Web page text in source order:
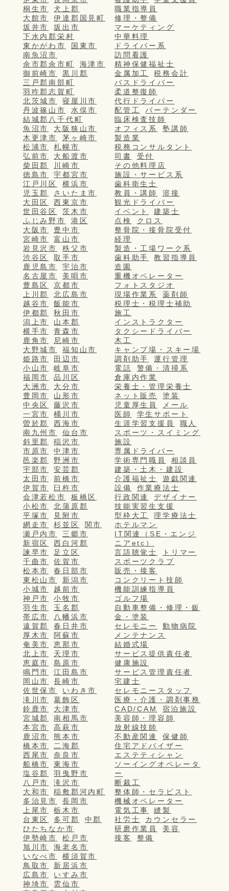
桐生市
犬上郡
大館市
伊達郡国見町
坂井市
坂出市
下水内郡栄村
東かがわ市
国東市
南魚沼市
余市郡余市町
海津市
御前崎市
黒川郡
三戸郡南部町
羽咋郡志賀町
北茨城市
寝屋川市
丹波篠山市
水俣市
結城郡八千代町
魚沼市
大阪狭山市
木更津市
茅ヶ崎市
松浦市
札幌市
弘前市
大船渡市
柴田郡
川崎市
徳島市
宇都宮市
江戸川区
横浜市
児玉郡
さいたま市
大田区
西東京市
世田谷区
茨木市
ふじみ野市
港区
大阪市
豊中市
宮崎市
富山市
岩見沢市
秩父市
渋谷区
取手市
鹿児島市
宇治市
名古屋市
美唄市
豊島区
京都市
上川郡
北広島市
越谷市
飯能市
伊都郡
秋田市
潟上市
山本郡
横手市
青森市
鹿角市
尼崎市
大野城市
福知山市
姫路市
田辺市
小山市
岐阜市
福岡市
品川区
大洲市
大分市
豊岡市
山形市
中央区
藤沢市
一宮市
桶川市
曽於郡
西海市
南九州市
仙台市
斜里郡
稲沢市
市原市
中津市
邑楽郡
野洲市
宇部市
安芸郡
太田市
前橋市
伊賀市
臼杵市
会津若松市
板橋区
小松市
北蒲原郡
平塚市
見附市
網走市
杉並区
関市
瀬戸内市
三郷市
新宿区
西白河郡
諫早市
足立区
千曲市
佐賀市
松本市
春日部市
東松山市
新潟市
小城市
越前市
神戸市
小牧市
羽生市
玉名郡
帯広市
八幡浜市
遠賀郡
春日井市
厚木市
阿蘇市
奄美市
恵那市
北上市
天理市
恵庭市
島原市
鳴門市
江田島市
岡山市
長崎市
佐世保市
いわき市
滝川市
葛飾区
鈴鹿市
大津市
宮城郡
南相馬市
本宮市
高萩市
鹿沼市
熊本市
橋本市
二海郡
西尾市
奈良市
船橋市
東海市
塩谷郡
羽曳野市
八戸市
滝沢市
大和市
稲敷郡河内町
多治見市
長岡市
上尾市
栃木市
台東区
多可郡
中郡
ひたちなか市
伊勢崎市
松戸市
旭川市
海老名市
いなべ市
横須賀市
鳥取市
新居浜市
広島市
いすみ市
神埼市
雲仙市
職業指導員
修理・整備
マーケティング
中華料理
ドライバー系
訪問看護
精神保健福祉士
金属加工
税務会計
バスドライバー
柔道整復師
代行ドライバー
配管工
バーテンダー
臨床検査技師
オフィス系
塾講師
製造業
税務コンサルタント
司書
受付
その他料理店
施設・サービス系
歯科衛生士
教員・講師
溶接
観光ドライバー
イベント
建築士
点検
クロス
整骨院・接骨院受付
経理
製造・工場ワーク系
歯科助手
教習指導員
造園
重機オペレーター
フォトスタジオ
現場作業系
薬剤師
税理士・税理士補助
施工
インストラクター
タクシードライバー
木工
キャンプ場・スキー場
調剤助手
運行管理
電話
警備・清掃系
倉庫内作業
栄養士・管理栄養士
ネット販売
塗装
児童厚生員
メール
医師
学生サポート
生涯学習支援員
職人
スポーツ・スイミング
施設
専属ドライバー
学術専門職員
相談員
建築・土木・建設
介護福祉士
遊戯関連
設備
作業療法士
行政関連
デザイナー
技能実習生支援
型枠大工
理学療法士
ホテルマン
IT関連（SE・エンジ
ニアetc）
言語聴覚士
トリマー
スポーツクラブ
販売・接客
コンクリート技師
機能訓練指導員
ゴルフ場
自動車整備・修理・鈑
金・塗装
セレモニー
動物病院
メンテナンス
結婚式場
サービス提供責任者
健康施設
サービス管理責任者
宅建士
セレモニースタッフ
医療・介護・調剤事務
CAD/CAM
宿泊施設
美容師・理容師
放射線技師
不動産関連
保健師
住宅アドバイザー
エステティシャン
ソーイングオペレータ
ー
断裁工
整体師・セラピスト
機械オペレーター
電気工事
縫製
社労士
カウンセラー
研磨作業員
美容
接客
整備